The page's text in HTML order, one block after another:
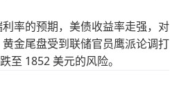
率的预期，美债收益率走强，对
金尾盘受到联储官员鹰派论调打
至 1852 美元的风险。